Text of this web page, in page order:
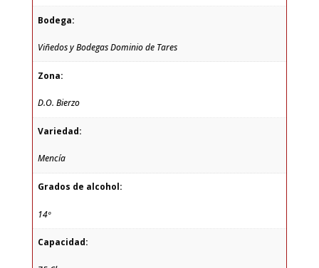
Bodega:
Viñedos y Bodegas Dominio de Tares
Zona:
D.O. Bierzo
Variedad:
Mencía
Grados de alcohol:
14º
Capacidad: